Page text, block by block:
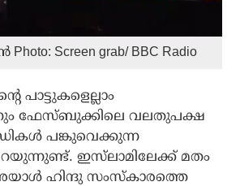
Screen grab/ BBC Radio
പാട്ടുകളെല്ലാം
ഫേസ്ബുക്കിലെ വലതുപക്ഷ
പങ്കുവെക്കുന്ന
ഇസ്‌ലാമിലേക്ക് മതം
ഹിന്ദു സംസ്‌കാരത്തെ